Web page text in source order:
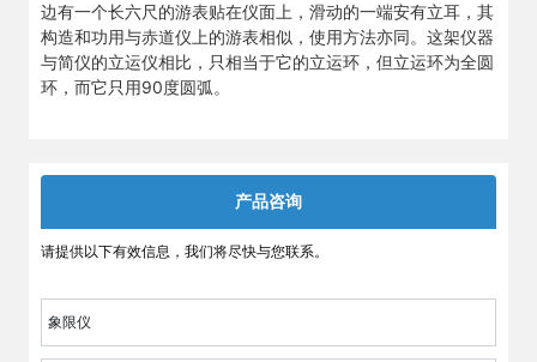
边有一个长六尺的游表贴在仪面上，滑动的一端安有立耳，其
构造和功用与赤道仪上的游表相似，使用方法亦同。这架仪器
与简仪的立运仪相比，只相当于它的立运环，但立运环为全圆
环，而它只用90度圆弧。
产品咨询
请提供以下有效信息，我们将尽快与您联系。
象限仪